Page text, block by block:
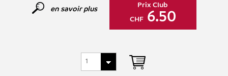
en savoir plus
Prix Club
CHF6.50